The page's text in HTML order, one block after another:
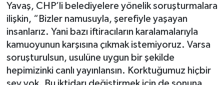
Yavaş, CHP’li belediyelere yönelik soruşturmalara
ilişkin, “Bizler namusuyla, şerefiyle yaşayan
insanlarız. Yani bazı iftiracıların karalamalarıyla
kamuoyunun karşısına çıkmak istemiyoruz. Varsa
soruşturulsun, usulüne uygun bir şekilde
hepimizinki canlı yayınlansın. Korktuğumuz hiçbir
Yaşam